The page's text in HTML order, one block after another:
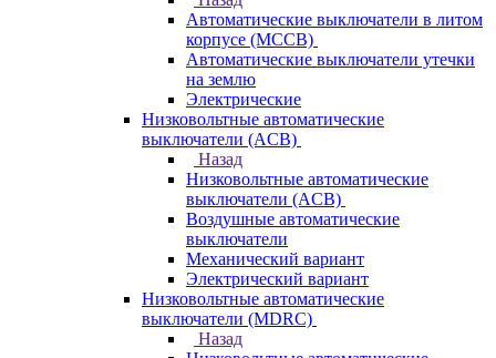
Автоматические выключатели в литом
корпусе (MCCB)
Автоматические выключатели утечки
на землю
Электрические
Низковольтные автоматические
выключатели (ACB)
Назад
Низковольтные автоматические
выключатели (ACB)
Воздушные автоматические
выключатели
Механический вариант
Электрический вариант
Низковольтные автоматические
выключатели (MDRC)
Назад